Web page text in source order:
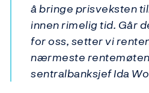
å bringe prisveksten
innen rimelig tid. Går
for oss, setter vi
nærmeste
sentralbanksjef Ida